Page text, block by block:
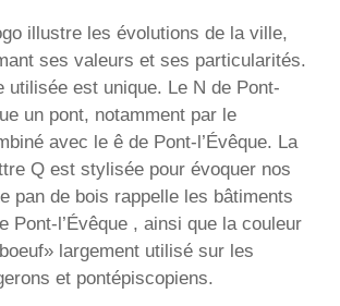
illustre les évolutions de la ville,
ses valeurs et ses particularités.
utilisée est unique. Le N de Pont-
un pont, notamment par le
avec le ê de Pont-l’Évêque. La
Q est stylisée pour évoquer nos
pan de bois rappelle les bâtiments
Pont-l’Évêque , ainsi que la couleur
largement utilisé sur les
et pontépiscopiens.